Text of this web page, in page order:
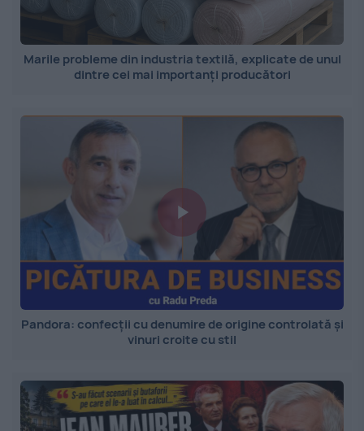
Marile probleme din industria textilă, explicate de unul
dintre cei mai importanți producători
Pandora: confecții cu denumire de origine controlată și
vinuri croite cu stil